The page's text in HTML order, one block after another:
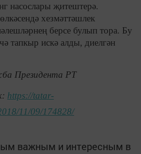
насослары җитештерә.
хезмәттәшлек
берсе булып тора. Бу
тапкыр искә алды, диелгән
Президента РТ
https://tatar-
11/09/174828/
важным и интересным в